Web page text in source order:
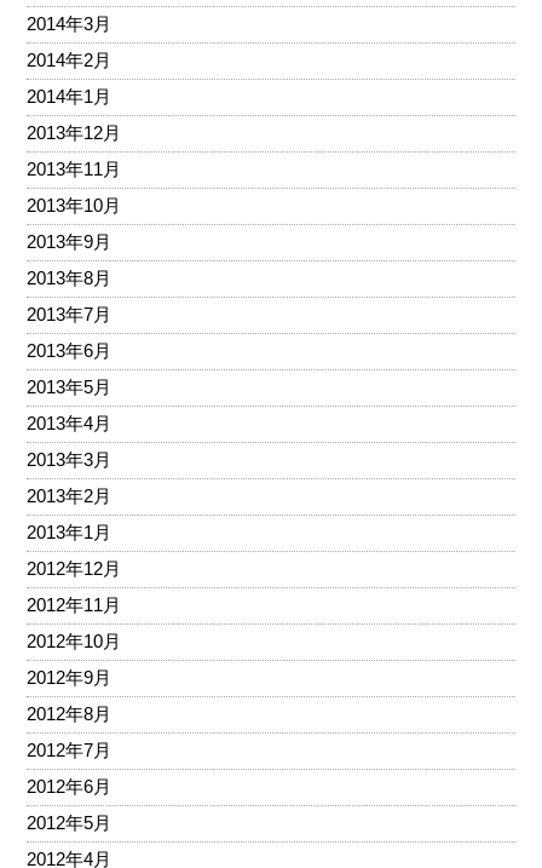
2014年3月
2014年2月
2014年1月
2013年12月
2013年11月
2013年10月
2013年9月
2013年8月
2013年7月
2013年6月
2013年5月
2013年4月
2013年3月
2013年2月
2013年1月
2012年12月
2012年11月
2012年10月
2012年9月
2012年8月
2012年7月
2012年6月
2012年5月
2012年4月